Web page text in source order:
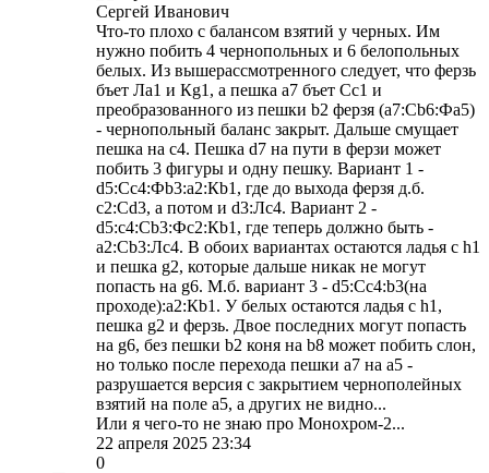
Сергей Иванович
Что-то плохо с балансом взятий у черных. Им
нужно побить 4 чернопольных и 6 белопольных
белых. Из вышерассмотренного следует, что ферзь
бъет Ла1 и Кg1, а пешка а7 бъет Сс1 и
преобразованного из пешки b2 ферзя (а7:Сb6:Фа5)
- чернопольный баланс закрыт. Дальше смущает
пешка на с4. Пешка d7 на пути в ферзи может
побить 3 фигуры и одну пешку. Вариант 1 -
d5:Сс4:Фb3:а2:Кb1, где до выхода ферзя д.б.
с2:Сd3, а потом и d3:Лс4. Вариант 2 -
d5:с4:Сb3:Фс2:Кb1, где теперь должно быть -
а2:Сb3:Лс4. В обоих вариантах остаются ладья с h1
и пешка g2, которые дальше никак не могут
попасть на g6. М.б. вариант 3 - d5:Сс4:b3(на
проходе):а2:Кb1. У белых остаются ладья с h1,
пешка g2 и ферзь. Двое последних могут попасть
на g6, без пешки b2 коня на b8 может побить слон,
но только после перехода пешки а7 на а5 -
разрушается версия с закрытием чернополейных
взятий на поле а5, а других не видно...
Или я чего-то не знаю про Монохром-2...
22 апреля 2025 23:34
0